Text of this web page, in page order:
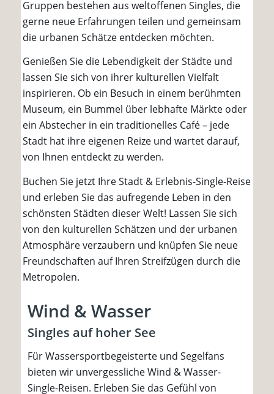
Gruppen bestehen aus weltoffenen Singles, die
gerne neue Erfahrungen teilen und gemeinsam
die urbanen Schätze entdecken möchten.
Genießen Sie die Lebendigkeit der Städte und
lassen Sie sich von ihrer kulturellen Vielfalt
inspirieren. Ob ein Besuch in einem berühmten
Museum, ein Bummel über lebhafte Märkte oder
ein Abstecher in ein traditionelles Café – jede
Stadt hat ihre eigenen Reize und wartet darauf,
von Ihnen entdeckt zu werden.
Buchen Sie jetzt Ihre Stadt & Erlebnis-Single-Reise
und erleben Sie das aufregende Leben in den
schönsten Städten dieser Welt! Lassen Sie sich
von den kulturellen Schätzen und der urbanen
Atmosphäre verzaubern und knüpfen Sie neue
Freundschaften auf Ihren Streifzügen durch die
Metropolen.
Wind & Wasser
Singles auf hoher See
Für Wassersportbegeisterte und Segelfans
bieten wir unvergessliche Wind & Wasser-
Single-Reisen. Erleben Sie das Gefühl von